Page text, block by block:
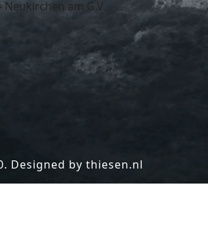
am G.V.
Designed by thiesen.nl